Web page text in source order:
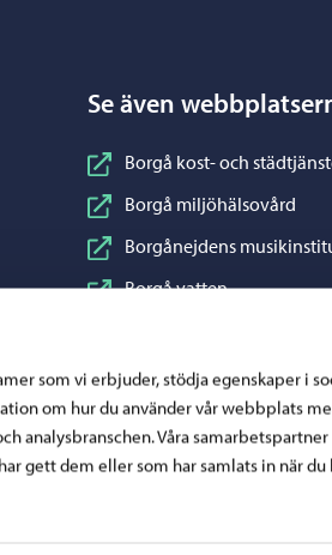
som vi erbjuder, stödja egenskaper i
om hur du använder vår webbplats
analysbranschen. Våra samarbetspartner
gett dem eller som har samlats in när du
Se även
Borgå kost- och
Borgå miljöhälsovård
Borgånejdens
Borgå vatten
Konstfabriken
Visit Porvoo
Östra Nylands